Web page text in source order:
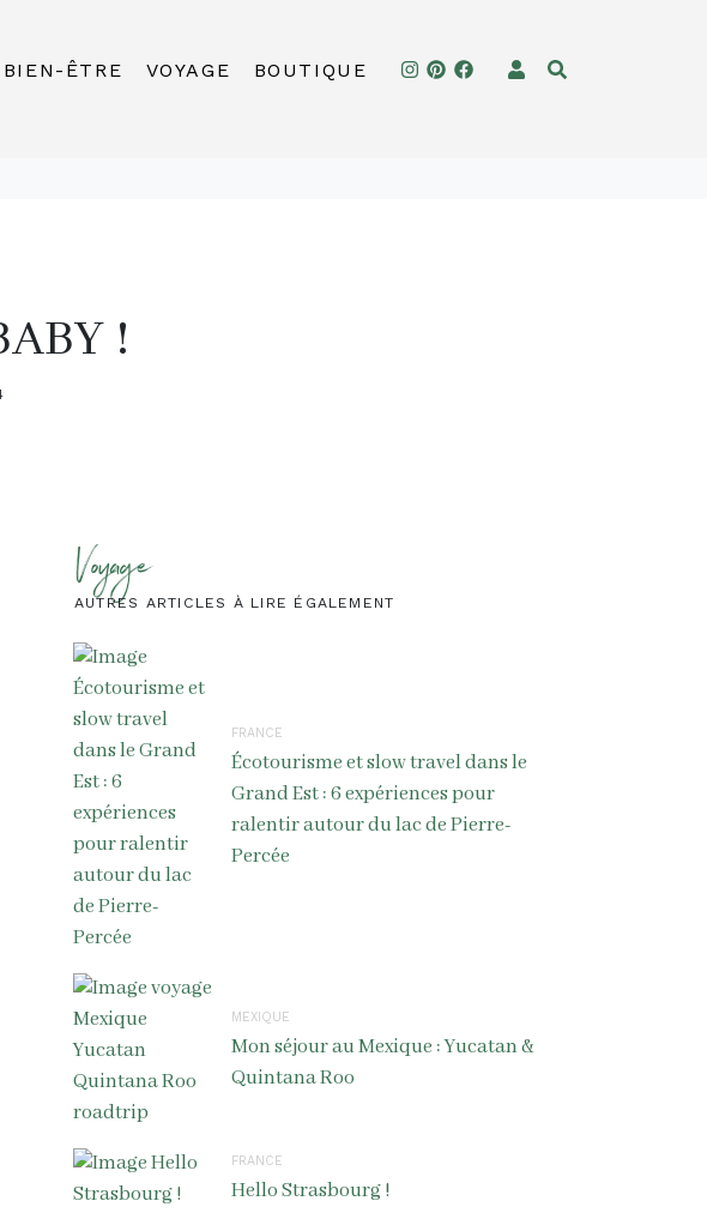
BIEN-ÊTRE VOYAGE BOUTIQUE
!
Voyage
AUTRES ARTICLES À LIRE ÉGALEMENT
FRANCE
Écotourisme et slow travel dans le
Grand Est : 6 expériences pour
ralentir autour du lac de Pierre-
Percée
MEXIQUE
Mon séjour au Mexique : Yucatan &
Quintana Roo
FRANCE
Hello Strasbourg !